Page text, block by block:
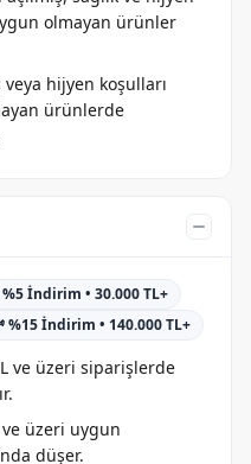
olmayan ürünler
hijyen koşulları
ürünlerde
%5 İndirim • 30.000 TL+
%15 İndirim • 140.000 TL+
ve üzeri siparişlerde
üzeri uygun
düşer.